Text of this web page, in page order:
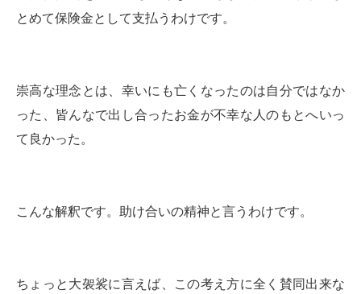
とめて保険金として支払うわけです。
崇高な理念とは、幸いにも亡くなったのは自分ではなか
った、皆んなで出し合ったお金が不幸な人のもとへいっ
て良かった。
こんな解釈です。助け合いの精神と言うわけです。
ちょっと大袈裟に言えば、この考え方に全く賛同出来な